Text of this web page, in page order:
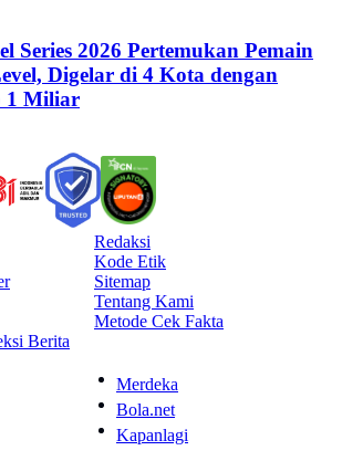
Series 2026 Pertemukan Pemain
Digelar di 4 Kota dengan
1 Miliar
Redaksi
Kode Etik
Sitemap
Tentang Kami
Metode Cek Fakta
Berita
Merdeka
Bola.net
Kapanlagi